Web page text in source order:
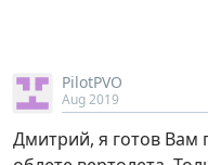
PilotPVO
Aug 2019
Дмитрий, я готов Вам